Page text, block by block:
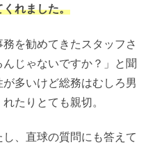
くれました。
を勧めてきたスタッフさ
じゃないですか？」と聞
多いけど総務はむしろ男
たりとても親切。
、直球の質問にも答えて